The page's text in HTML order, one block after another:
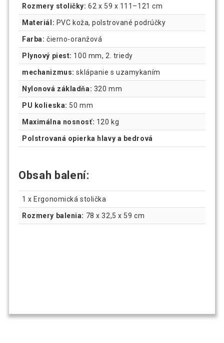
Rozmery stoličky: 62 x 59 x 111–121 cm
Materiál: PVC koža, polstrované podrúčky
Farba: čierno-oranžová
Plynový piest: 100 mm, 2. triedy
mechanizmus: sklápanie s uzamykaním
Nylonová základňa: 320 mm
PU kolieska: 50 mm
Maximálna nosnosť: 120 kg
Polstrovaná opierka hlavy a bedrová
Obsah balení:
1 x Ergonomická stolička
Rozmery balenia: 78 x 32,5 x 59 cm